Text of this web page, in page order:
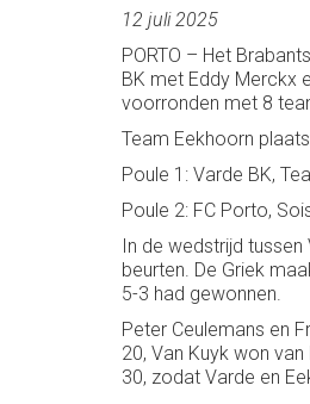
12 juli 2025
PORTO – Het
BK met Eddy Merckx
voorronden met 8
Team Eekhoorn
Poule 1: Varde BK,
Poule 2: FC Porto,
In de wedstrijd
beurten. De Griek
5-3 had gewonnen.
Peter Ceulemans en
20, Van Kuyk won
30, zodat Varde en